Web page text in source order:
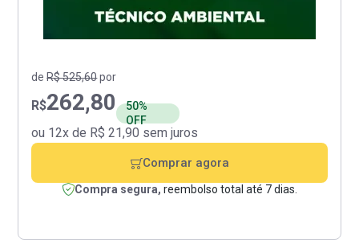
deR$ 525,60por
R$262,80
50%
OFF
ou 12x de R$ 21,90 sem juros
Comprar agora
Compra segura, reembolso total até 7 dias.